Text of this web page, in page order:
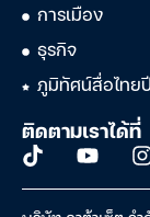
การเมือง
ธุรกิจ
ภูมิทัศน์สื่อไทย
ติดตามเราได้ที่